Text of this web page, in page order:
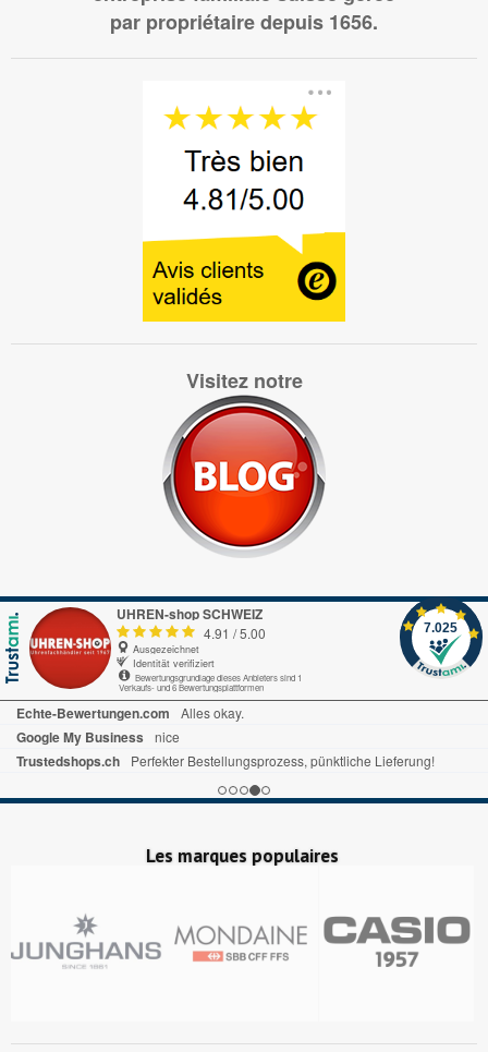
par propriétaire depuis 1656.
Visitez notre
UHREN-shop SCHWEIZ
4.91 /5.00
Ausgezeichnet
Identität verifiziert
Bewertungsgrundlage dieses Anbieters sind 1
Verkaufs- und 6 Bewertungsplattformen
7.025
Trusted Shops.de Alles gut gelaufen
Trustedshops.ch ich habe schon mal bewertet alles war sehr gut ,prompte Lieferung bin zufrieden
Echte-Bewertungen.com Ist alles sehr übersichtlich. Bin sehr zufrieden.
Les marques populaires